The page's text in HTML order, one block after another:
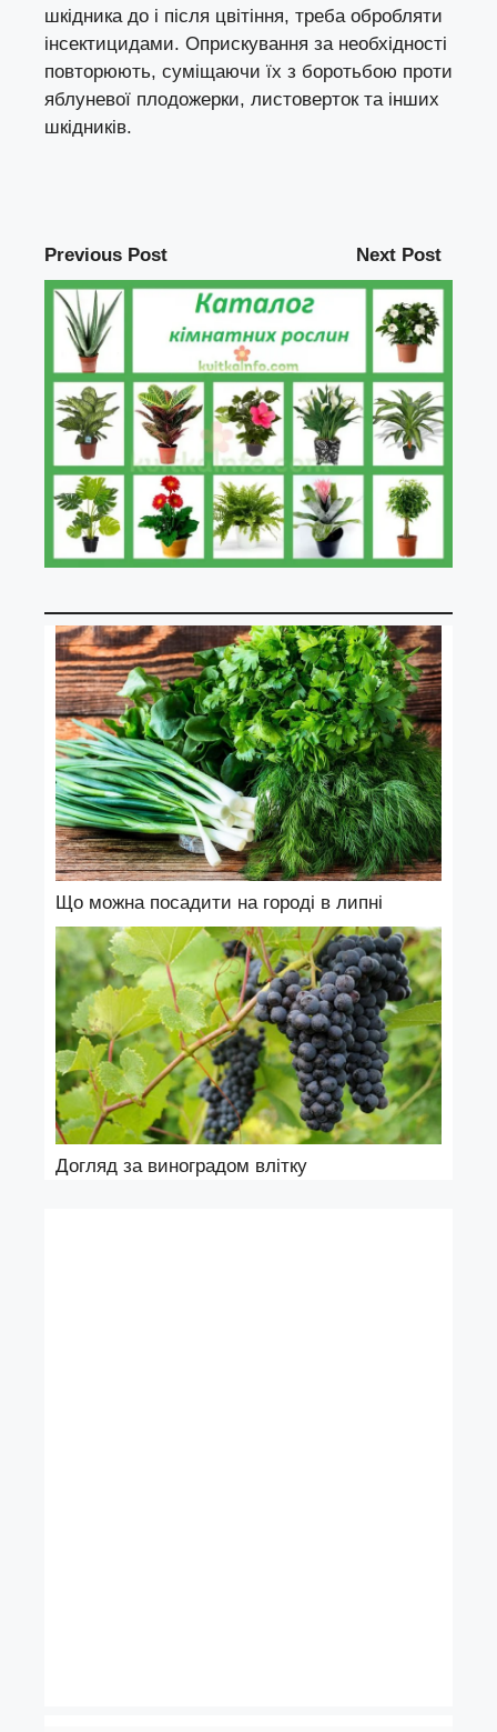
шкідника до і після цвітіння, треба обробляти
інсектицидами. Оприскування за необхідності
повторюють, суміщаючи їх з боротьбою проти
яблуневої плодожерки, листоверток та інших
шкідників.
Previous Post Next Post
Що можна посадити на городі в липні
Догляд за виноградом влітку